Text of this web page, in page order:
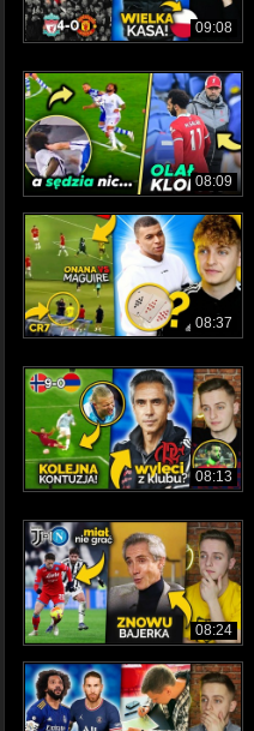
09:08
08:09
08:37
08:13
08:24